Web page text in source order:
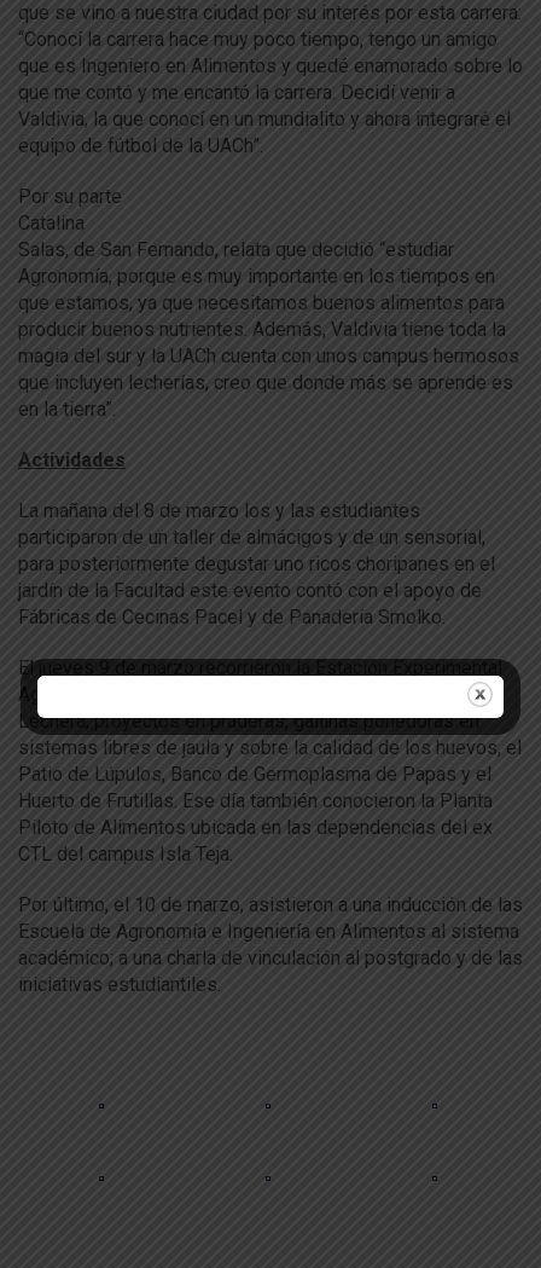
que se vino a nuestra ciudad por su interés por esta carrera:
“Conocí la carrera hace muy poco tiempo, tengo un amigo
que es Ingeniero en Alimentos y quedé enamorado sobre lo
que me contó y me encantó la carrera. Decidí venir a
Valdivia, la que conocí en un mundialito y ahora integraré el
equipo de fútbol de la UACh”.
Por su parte
Catalina
Salas, de San Fernando, relata que decidió “estudiar
Agronomía, porque es muy importante en los tiempos en
que estamos, ya que necesitamos buenos alimentos para
producir buenos nutrientes. Además, Valdivia tiene toda la
magia del sur y la UACh cuenta con unos campus hermosos
que incluyen lecherías, creo que donde más se aprende es
en la tierra”.
Actividades
La mañana del 8 de marzo los y las estudiantes
participaron de un taller de almácigos y de un sensorial,
para posteriormente degustar uno ricos choripanes en el
jardín de la Facultad este evento contó con el apoyo de
Fábricas de Cecinas Pacel y de Panadería Smolko.
El jueves 9 de marzo recorrieron la Estación Experimental
Agropecuaria Austral (EEAA) en donde visitaron la Unidad
Lechera, proyectos en praderas, gallinas ponedoras en
sistemas libres de jaula y sobre la calidad de los huevos, el
Patio de Lúpulos, Banco de Germoplasma de Papas y el
Huerto de Frutillas. Ese día también conocieron la Planta
Piloto de Alimentos ubicada en las dependencias del ex
CTL del campus Isla Teja.
Por último, el 10 de marzo, asistieron a una inducción de las
Escuela de Agronomía e Ingeniería en Alimentos al sistema
académico; a una charla de vinculación al postgrado y de las
iniciativas estudiantiles.